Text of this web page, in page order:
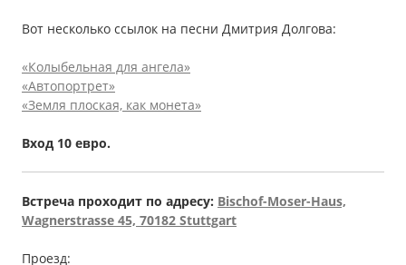
Вот несколько ссылок на песни Дмитрия Долгова:
«Колыбельная для ангела»
«Автопортрет»
«Земля плоская, как монета»
Вход 10 евро.
Встреча проходит по адресу: Bischof-Moser-Haus,
Wagnerstrasse 45, 70182 Stuttgart
Проезд: